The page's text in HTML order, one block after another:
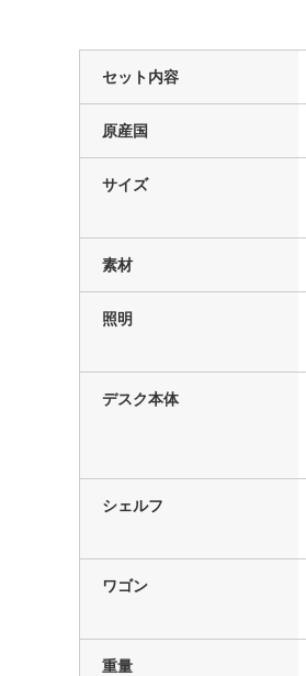
セット内容
原産国
サイズ
素材
照明
デスク本体
シェルフ
ワゴン
重量